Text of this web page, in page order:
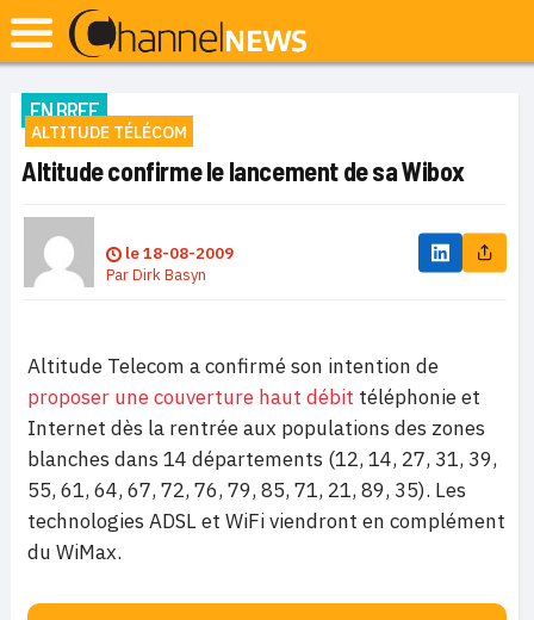
EN BREF
ALTITUDE TÉLÉCOM
Altitude confirme le lancement de sa Wibox
le18-08-2009
ParDirk Basyn
Altitude Telecom a confirmé son intention de
proposer une couverture haut débit téléphonie et
Internet dès la rentrée aux populations des zones
blanches dans 14 départements (12, 14, 27, 31, 39,
55, 61, 64, 67, 72, 76, 79, 85, 71, 21, 89, 35). Les
technologies ADSL et WiFi viendront en complément
du WiMax.